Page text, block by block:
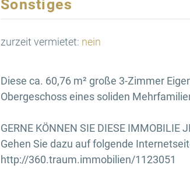
Sonstiges
zurzeit vermietet: nein
Diese ca. 60,76 m² große 3-Zimmer
Obergeschoss eines soliden
GERNE KÖNNEN SIE DIESE IMMOBILIE
Gehen Sie dazu auf folgende
http://360.traum.immobilien/1123051